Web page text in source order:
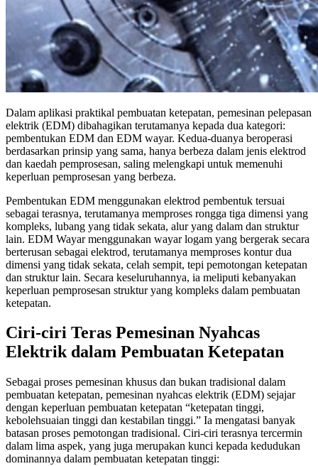
Dalam aplikasi praktikal pembuatan ketepatan, pemesinan pelepasan
elektrik (EDM) dibahagikan terutamanya kepada dua kategori:
pembentukan EDM dan EDM wayar. Kedua-duanya beroperasi
berdasarkan prinsip yang sama, hanya berbeza dalam jenis elektrod
dan kaedah pemprosesan, saling melengkapi untuk memenuhi
keperluan pemprosesan yang berbeza.
Pembentukan EDM menggunakan elektrod pembentuk tersuai
sebagai terasnya, terutamanya memproses rongga tiga dimensi yang
kompleks, lubang yang tidak sekata, alur yang dalam dan struktur
lain. EDM Wayar menggunakan wayar logam yang bergerak secara
berterusan sebagai elektrod, terutamanya memproses kontur dua
dimensi yang tidak sekata, celah sempit, tepi pemotongan ketepatan
dan struktur lain. Secara keseluruhannya, ia meliputi kebanyakan
keperluan pemprosesan struktur yang kompleks dalam pembuatan
ketepatan.
Ciri-ciri Teras Pemesinan Nyahcas
Elektrik dalam Pembuatan Ketepatan
Sebagai proses pemesinan khusus dan bukan tradisional dalam
pembuatan ketepatan, pemesinan nyahcas elektrik (EDM) sejajar
dengan keperluan pembuatan ketepatan “ketepatan tinggi,
kebolehsuaian tinggi dan kestabilan tinggi.” Ia mengatasi banyak
batasan proses pemotongan tradisional. Ciri-ciri terasnya tercermin
dalam lima aspek, yang juga merupakan kunci kepada kedudukan
dominannya dalam pembuatan ketepatan tinggi: